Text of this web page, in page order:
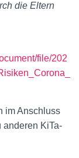
die Eltern
file/202
im Anschluss
anderen KiTa-